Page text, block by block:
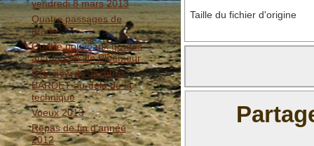
vendredi 8 mars 2013
Quatre passages de
grade
Quatre nouveaux gradés
au Club Aïkido Ploemeur
Interview de Jacques
BARDET au-delà de la
technique
Voeux 2013
Repas de fin d'année
2012
Taille du fichier d'origine